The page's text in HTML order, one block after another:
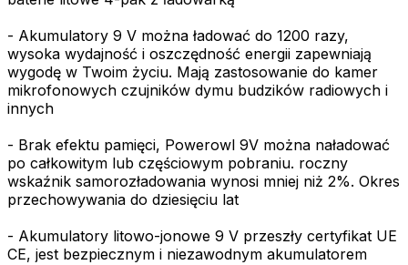
- Akumulatory 9 V można ładować do 1200 razy,
wysoka wydajność i oszczędność energii zapewniają
wygodę w Twoim życiu. Mają zastosowanie do kamer
mikrofonowych czujników dymu budzików radiowych i
innych
- Brak efektu pamięci, Powerowl 9V można naładować
po całkowitym lub częściowym pobraniu. roczny
wskaźnik samorozładowania wynosi mniej niż 2%. Okres
przechowywania do dziesięciu lat
- Akumulatory litowo-jonowe 9 V przeszły certyfikat UE
CE, jest bezpiecznym i niezawodnym akumulatorem